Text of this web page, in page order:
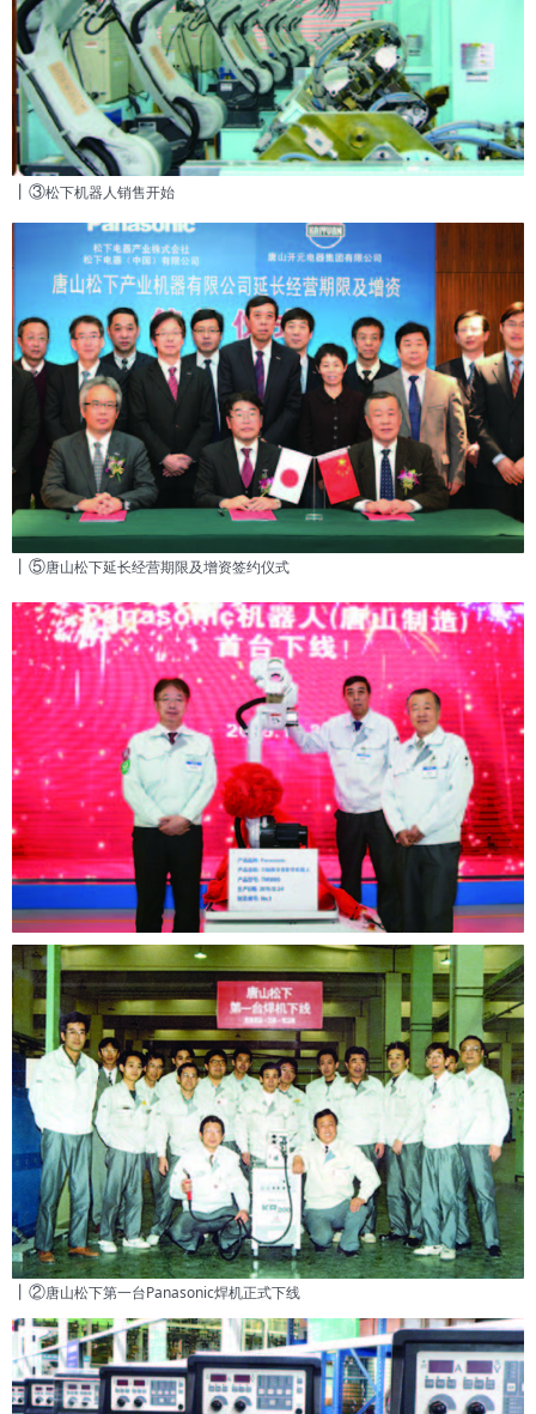
丨②唐山松下第一台Panasonic焊机正式下线
丨③松下机器人销售开始
丨⑤唐山松下延长经营期限及增资签约仪式